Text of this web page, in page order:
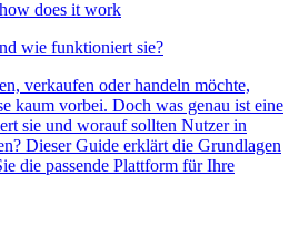
wie funktioniert sie?
verkaufen oder handeln möchte,
kaum vorbei. Doch was genau ist eine
sie und worauf sollten Nutzer in
Dieser Guide erklärt die Grundlagen
die passende Plattform für Ihre